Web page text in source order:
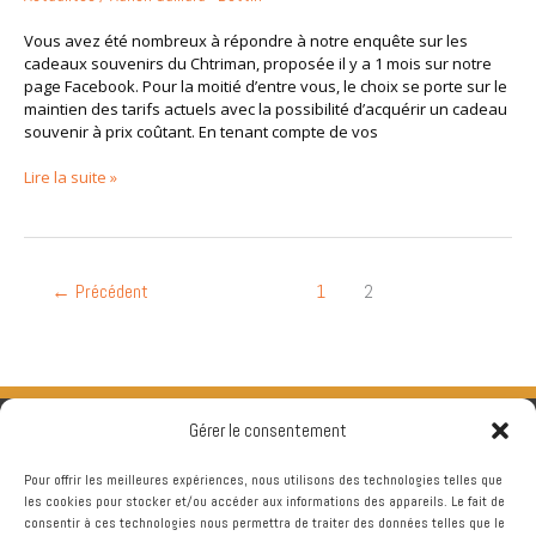
Gérer le consentement
Pour offrir les meilleures expériences, nous utilisons des technologies telles que
les cookies pour stocker et/ou accéder aux informations des appareils. Le fait de
consentir à ces technologies nous permettra de traiter des données telles que le
Vous avez été nombreux à répondre à notre enquête sur les
cadeaux souvenirs du Chtriman, proposée il y a 1 mois sur notre
page Facebook. Pour la moitié d’entre vous, le choix se porte sur le
maintien des tarifs actuels avec la possibilité d’acquérir un cadeau
souvenir à prix coûtant. En tenant compte de vos
Lire la suite »
← Précédent 1 2